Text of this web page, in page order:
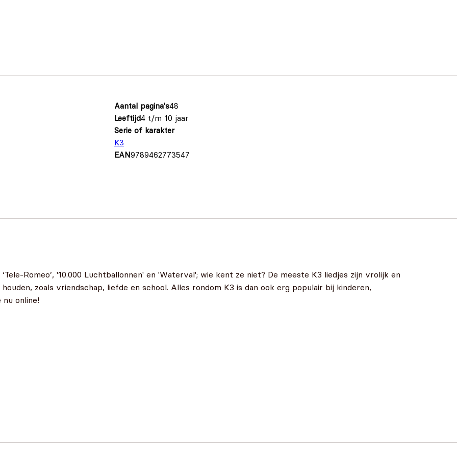
Aantal pagina's48
Leeftijd4 t/m 10 jaar
Serie of karakter
K3
EAN9789462773547
Romeo’, '10.000 Luchtballonnen' en 'Waterval'; wie kent ze niet? De meeste K3 liedjes zijn vrolijk en
zoals vriendschap, liefde en school. Alles rondom K3 is dan ook erg populair bij kinderen,
online!